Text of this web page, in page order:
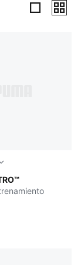
Puma White